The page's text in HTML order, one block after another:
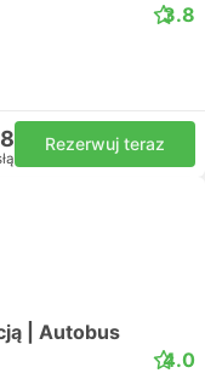
3.8
Rezerwuj teraz
| Autobus
4.0